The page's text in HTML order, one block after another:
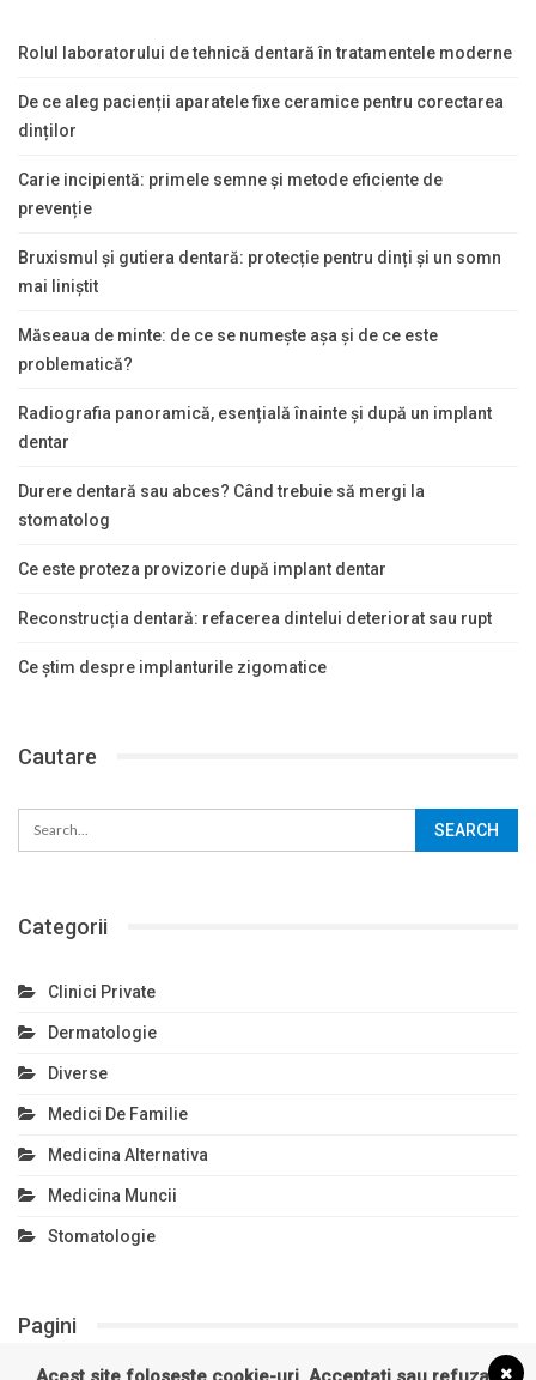
Rolul laboratorului de tehnică dentară în tratamentele moderne
De ce aleg pacienții aparatele fixe ceramice pentru corectarea
dinților
Carie incipientă: primele semne și metode eficiente de
prevenție
Bruxismul și gutiera dentară: protecție pentru dinți și un somn
mai liniștit
Măseaua de minte: de ce se numește așa și de ce este
problematică?
Radiografia panoramică, esențială înainte și după un implant
dentar
Durere dentară sau abces? Când trebuie să mergi la
stomatolog
Ce este proteza provizorie după implant dentar
Reconstrucția dentară: refacerea dintelui deteriorat sau rupt
Ce știm despre implanturile zigomatice
Cautare
Categorii
Clinici Private
Dermatologie
Diverse
Medici De Familie
Medicina Alternativa
Medicina Muncii
Stomatologie
Pagini